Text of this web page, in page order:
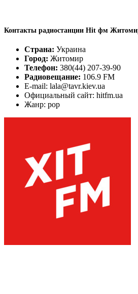
Контакты радиостанции Hit фм
Страна: Украина
Город: Житомир
Телефон: 380(44) 207-39-90
Радиовещание: 106.9 FM
E-mail: lala@tavr.kiev.ua
Официальный сайт: hitfm.ua
Жанр: pop